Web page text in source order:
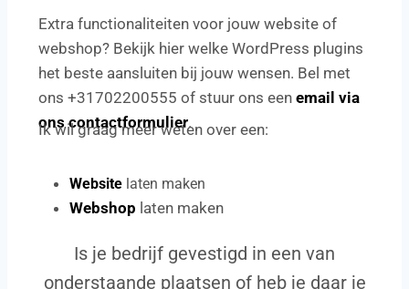
Extra functionaliteiten voor jouw website of
webshop? Bekijk hier welke WordPress plugins
het beste aansluiten bij jouw wensen. Bel met
ons +31702200555 of stuur ons een email via
ons contactformulier.
Ik wil graag meer weten over een:
Website laten maken
Webshop laten maken
Is je bedrijf gevestigd in een van
onderstaande plaatsen of heb je daar je